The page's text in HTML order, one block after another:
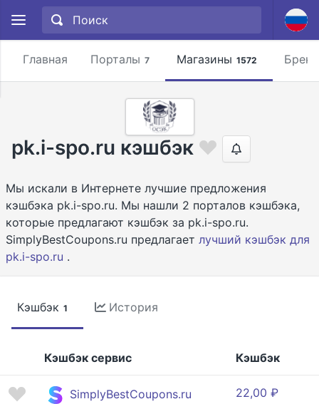
Главная Порталы 7 Магазины 1572
pk.i-spo.ru кэшбэк
Мы искали в Интернете лучшие предложения
кэшбэка pk.i-spo.ru. Мы нашли 2 порталов кэшбэка,
которые предлагают кэшбэк за pk.i-spo.ru.
SimplyBestCoupons.ru предлагает лучший кэшбэк для
pk.i-spo.ru .
Кэшбэк 1 История
Кэшбэк сервис Кэшбэк
SimplyBestCoupons.ru 22,00 ₽